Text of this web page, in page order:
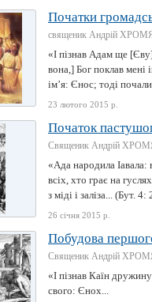
Початки
священик Андрій ХРОМЯК,
«І пізнав Адам ще
вона,] Бог поклав мені
ім’я: Єнос; тоді
23 лютого 2015 р.
Початок
Священик Андрій ХРОМЯК,
«Ада народила Іавала:
всіх, хто грає на
з міді і заліза... (Бут.
26 січня 2015 р.
Побудова
Священик Андрій ХРОМЯК,
«І пізнав Каїн
свого: Єнох...